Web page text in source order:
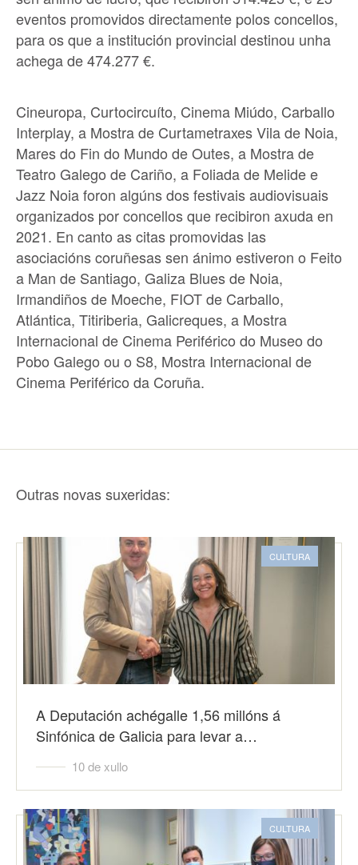
eventos promovidos directamente polos concellos,
para os que a institución provincial destinou unha
achega de 474.277 €.
Cineuropa, Curtocircuíto, Cinema Miúdo, Carballo
Interplay, a Mostra de Curtametraxes Vila de Noia,
Mares do Fin do Mundo de Outes, a Mostra de
Teatro Galego de Cariño, a Foliada de Melide e
Jazz Noia foron algúns dos festivais audiovisuais
organizados por concellos que recibiron axuda en
2021. En canto as citas promovidas las
asociacións coruñesas sen ánimo estiveron o Feito
a Man de Santiago, Galiza Blues de Noia,
Irmandiños de Moeche, FIOT de Carballo,
Atlántica, Titiriberia, Galicreques, a Mostra
Internacional de Cinema Periférico do Museo do
Pobo Galego ou o S8, Mostra Internacional de
Cinema Periférico da Coruña.
Outras novas suxeridas:
CULTURA
A Deputación achégalle 1,56 millóns á
Sinfónica de Galicia para levar a…
10 de xullo
CULTURA